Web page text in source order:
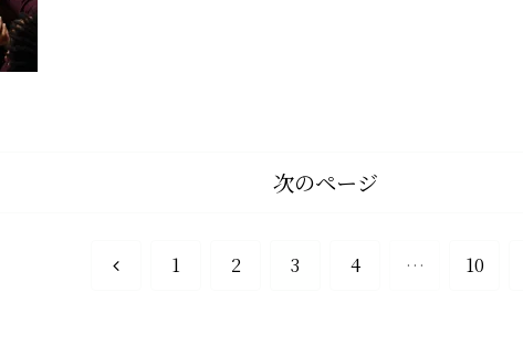
次のページ
前
1 2 3 4 … 10